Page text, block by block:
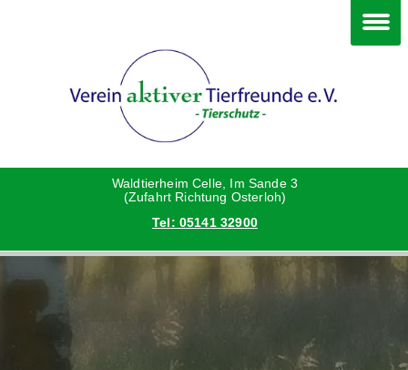
Waldtierheim Celle, Im Sande 3
(Zufahrt Richtung Osterloh)
Tel: 05141 32900
Katzen
Vermittlungshilfe privat
Danke an die Helfer
Vorstand
Satzung